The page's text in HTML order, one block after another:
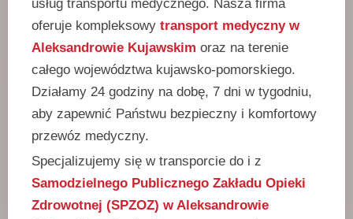
usług transportu medycznego. Nasza firma
oferuje kompleksowy transport medyczny w
Aleksandrowie Kujawskim oraz na terenie
całego województwa kujawsko-pomorskiego.
Działamy 24 godziny na dobę, 7 dni w tygodniu,
aby zapewnić Państwu bezpieczny i komfortowy
przewóz medyczny.
Specjalizujemy się w transporcie do i z
Samodzielnego Publicznego Zakładu Opieki
Zdrowotnej (SPZOZ) w Aleksandrowie